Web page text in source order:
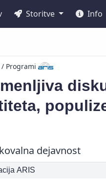
Storitve Info
Programi
dejavnost
ARIS